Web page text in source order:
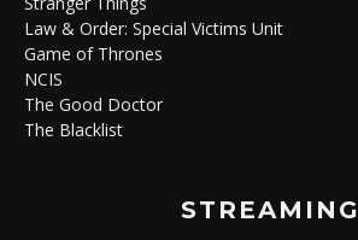
Law & Order: Special Victims Unit
Game of Thrones
NCIS
The Good Doctor
The Blacklist
STREAMING